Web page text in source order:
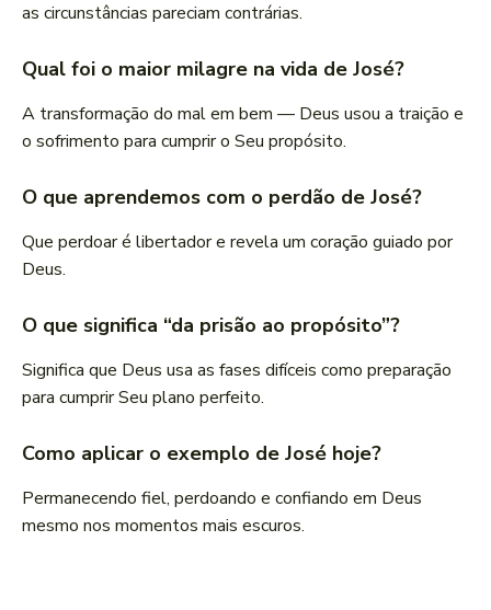
as circunstâncias pareciam contrárias.
Qual foi o maior milagre na vida de José?
A transformação do mal em bem — Deus usou a traição e
o sofrimento para cumprir o Seu propósito.
O que aprendemos com o perdão de José?
Que perdoar é libertador e revela um coração guiado por
Deus.
O que significa “da prisão ao propósito”?
Significa que Deus usa as fases difíceis como preparação
para cumprir Seu plano perfeito.
Como aplicar o exemplo de José hoje?
Permanecendo fiel, perdoando e confiando em Deus
mesmo nos momentos mais escuros.